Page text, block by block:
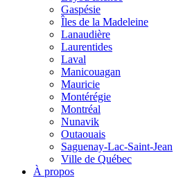
Gaspésie
Îles de la Madeleine
Lanaudière
Laurentides
Laval
Manicouagan
Mauricie
Montérégie
Montréal
Nunavik
Outaouais
Saguenay-Lac-Saint-Jean
Ville de Québec
À propos